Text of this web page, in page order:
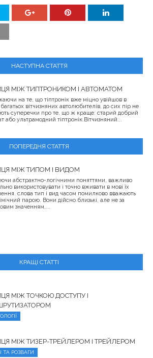
НАСТУПНА СТАТТЯ
МІЖ ТИПТРОНИКОМ І АВТОМАТОМ
на те, що тіптронік вже міцно увійшов в
вітчизняних автолюбителів, до сих пір не
суперечки про те, що ж краще: старий добрий
або ультрамодний тіптронік.Вітчизняний...
ПОПЕРЕДНЯ СТАТТЯ
МІЖ ТИПОМ І ВИДОМ
абстрактно-логічними поняттями, важливо
використовувати і точно вживати в мові їх
слова тип і вид часом помилково вважають
парою. Вони дійсно близькі, але не за
значенням,...
КРАЩІ СТАТТІ
МІЖ ТОЧКОЮ ДОСТУПУ І
МІЖ ТИЗЕР-ТРЕЙЛЕРОМ І ТРЕЙЛЕРОМ
ТА РОЗВАГИ